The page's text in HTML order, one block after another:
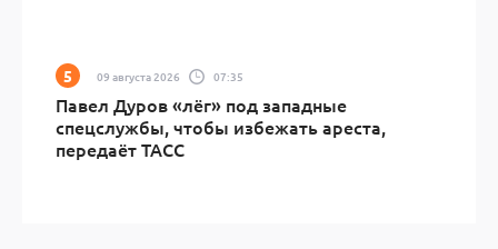
09 августа 2026 07:35
Павел Дуров «лёг» под западные
спецслужбы, чтобы избежать ареста,
передаёт ТАСС